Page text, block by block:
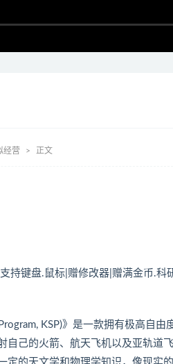
经营 正文
持键盘.鼠标|赠修改器|赠满金币.
KSP)》是一款拥有极高自
自己的火箭、航天飞机以及亚轨道